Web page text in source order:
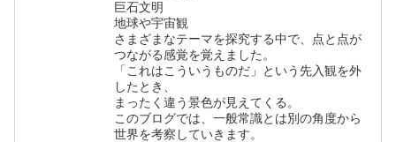
巨石文明
地球や宇宙観
さまざまなテーマを探究する中で、点と点が
つながる感覚を覚えました。
「これはこういうものだ」という先入観を外
したとき、
まったく違う景色が見えてくる。
このブログでは、一般常識とは別の角度から
世界を考察していきます。